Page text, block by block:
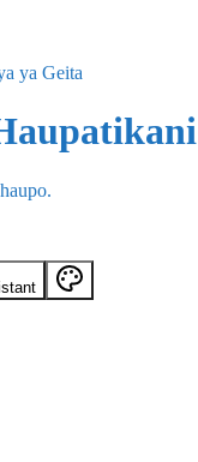
ya Geita